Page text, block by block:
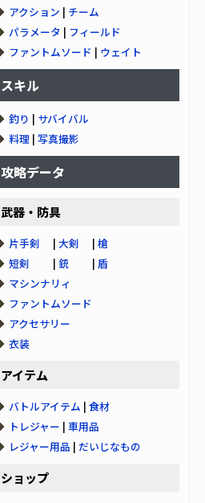
アクション | チーム
パラメータ | フィールド
ファントムソード | ウェイト
スキル
釣り | サバイバル
料理 | 写真撮影
攻略データ
武器・防具
片手剣 | 大剣 | 槍
短剣 | 銃 | 盾
マシンナリィ
ファントムソード
アクセサリー
衣装
アイテム
バトルアイテム | 食材
トレジャー | 車用品
レジャー用品 | だいじなもの
ショップ